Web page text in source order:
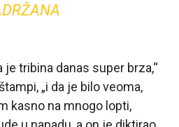
je tribina danas super brza,“
„i da je bilo veoma,
kasno na mnogo lopti,